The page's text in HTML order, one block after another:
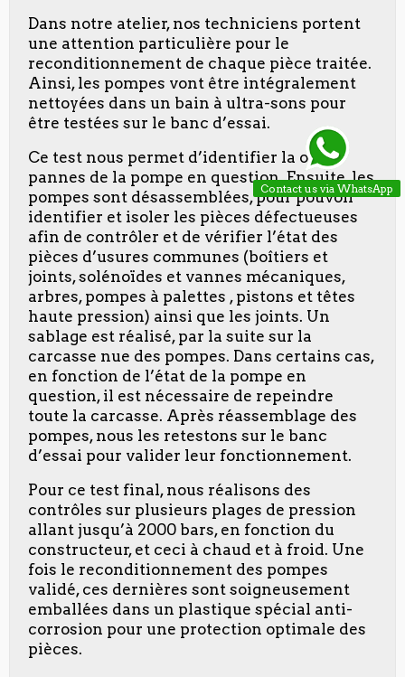
Dans notre atelier, nos techniciens portent
une attention particulière pour le
reconditionnement de chaque pièce traitée.
Ainsi, les pompes vont être intégralement
nettoyées dans un bain à ultra-sons pour
être testées sur le banc d’essai.
Ce test nous permet d’identifier la ou les
pannes de la pompe en question. Ensuite, les
pompes sont désassemblées, pour pouvoir
identifier et isoler les pièces défectueuses
afin de contrôler et de vérifier l’état des
pièces d’usures communes (boîtiers et
joints, solénoïdes et vannes mécaniques,
arbres, pompes à palettes , pistons et têtes
haute pression) ainsi que les joints. Un
sablage est réalisé, par la suite sur la
carcasse nue des pompes. Dans certains cas,
en fonction de l’état de la pompe en
question, il est nécessaire de repeindre
toute la carcasse. Après réassemblage des
pompes, nous les retestons sur le banc
d’essai pour valider leur fonctionnement.
Pour ce test final, nous réalisons des
contrôles sur plusieurs plages de pression
allant jusqu’à 2000 bars, en fonction du
constructeur, et ceci à chaud et à froid. Une
fois le reconditionnement des pompes
validé, ces dernières sont soigneusement
emballées dans un plastique spécial anti-
corrosion pour une protection optimale des
pièces.
Contact us via WhatsApp